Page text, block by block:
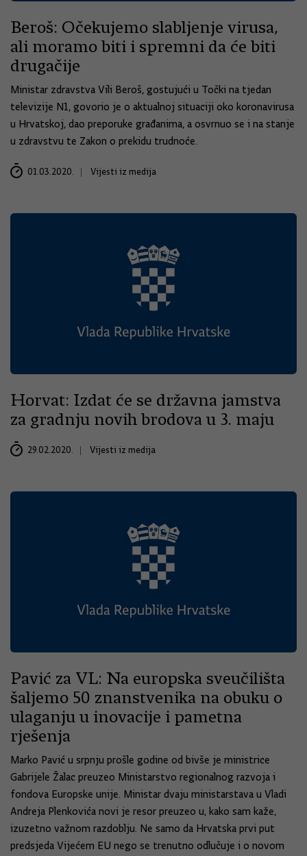
Beroš: Očekujemo slabljenje virusa,
ali moramo biti i spremni da će biti
drugačije
Ministar zdravstva Vili Beroš, gostujući u Točki na tjedan
televizije N1, govorio je o aktualnoj situaciji oko koronavirusa
u Hrvatskoj, dao preporuke građanima, a osvrnuo se i na stanje
u zdravstvu te Zakon o prekidu trudnoće.
01.03.2020. Vijesti iz medija
Horvat: Izdat će se državna jamstva
za gradnju novih brodova u 3. maju
29.02.2020. Vijesti iz medija
Pavić za VL: Na europska sveučilišta
šaljemo 50 znanstvenika na obuku o
ulaganju u inovacije i pametna
rješenja
Marko Pavić u srpnju prošle godine od bivše je ministrice
Gabrijele Žalac preuzeo Ministarstvo regionalnog razvoja i
fondova Europske unije. Ministar dvaju ministarstava u Vladi
Andreja Plenkovića novi je resor preuzeo u, kako sam kaže,
izuzetno važnom razdoblju. Ne samo da Hrvatska prvi put
predsjeda Vijećem EU nego se trenutno odlučuje i o novom